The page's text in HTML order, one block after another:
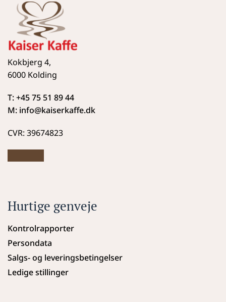
Kokbjerg 4,
6000 Kolding
T: +45 75 51 89 44
M: info@kaiserkaffe.dk
CVR: 39674823
Hurtige genveje
Kontrolrapporter
Persondata
Salgs- og leveringsbetingelser
Ledige stillinger